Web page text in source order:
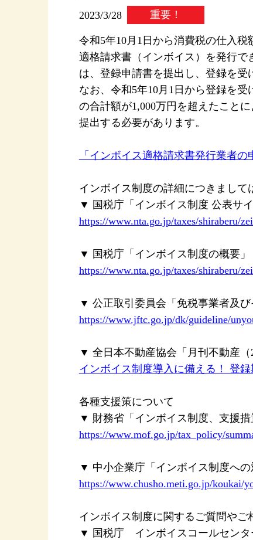
2023/3/28 重要！
令和5年10月1日から消費税の仕入税
適格請求書（インボイス）を発行
は、登録申請書を提出し、登録を受
なお、令和5年10月1日から登録を
の合計額が1,000万円を超えたこと
提出する必要があります。
「インボイス適格請求書発行業者
インボイス制度の詳細につきまして
▼ 国税庁「インボイス制度 公表サイ
https://www.nta.go.jp/taxes/shiraberu/
▼ 国税庁「インボイス制度の概要」
https://www.nta.go.jp/taxes/shiraberu/
▼ 公正取引委員会「免税事業者及び
https://www.jftc.go.jp/dk/guideline/
▼ 全日本不動産協会「月刊不動産（
インボイス制度導入に備える！ 登録
各種支援策について
▼ 財務省「インボイス制度、支援措
https://www.mof.go.jp/tax_policy/
▼ 中小企業庁「インボイス制度へ
https://www.chusho.meti.go.jp/koukai/
インボイス制度に関するご質問やご
▼ 国税庁 インボイスコールセンタ